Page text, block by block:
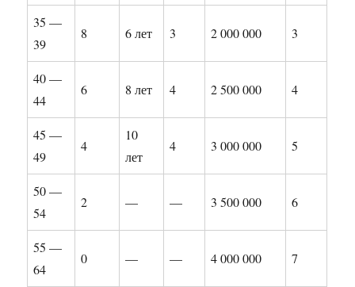
35 —
39
8 6 лет 3 2 000 000 3
40 —
44
6 8 лет 4 2 500 000 4
45 —
49
4
10
лет
4 3 000 000 5
50 —
54
2 — — 3 500 000 6
55 —
64
0 — — 4 000 000 7